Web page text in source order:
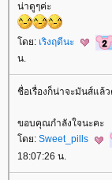
น่าดูๆค่ะ
ดย: เริงฤดีนะ
น.
ชื่อเรื่องก็น่าจะมันส์แล้
ขอบคุณกำลังใจนะคะ
ดย: Sweet_pills
18:07:26 น.